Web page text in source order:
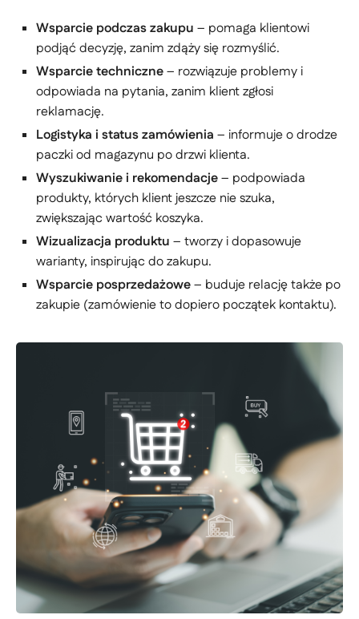
Wsparcie podczas zakupu – pomaga klientowi
podjąć decyzję, zanim zdąży się rozmyślić.
Wsparcie techniczne– rozwiązuje problemy i
odpowiada na pytania, zanim klient zgłosi
reklamację.
Logistyka i status zamówienia – informuje o drodze
paczki od magazynu po drzwi klienta.
Wyszukiwanie i rekomendacje– podpowiada
produkty, których klient jeszcze nie szuka,
zwiększając wartość koszyka.
Wizualizacja produktu – tworzy i dopasowuje
warianty, inspirując do zakupu.
Wsparcie posprzedażowe– buduje relację także po
zakupie (zamówienie to dopiero początek kontaktu).